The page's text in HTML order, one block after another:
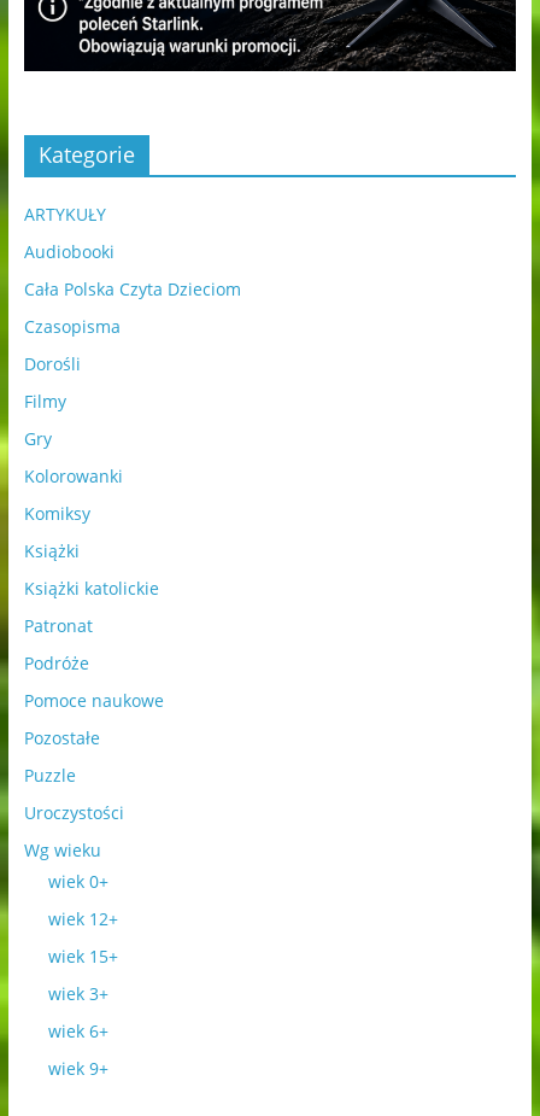
Kategorie
ARTYKUŁY
Audiobooki
Cała Polska Czyta Dzieciom
Czasopisma
Dorośli
Filmy
Gry
Kolorowanki
Komiksy
Książki
Książki katolickie
Patronat
Podróże
Pomoce naukowe
Pozostałe
Puzzle
Uroczystości
Wg wieku
wiek 0+
wiek 12+
wiek 15+
wiek 3+
wiek 6+
wiek 9+